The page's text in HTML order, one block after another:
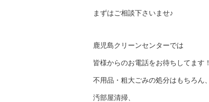
まずはご相談下さいませ♪
鹿児島クリーンセンターでは
皆様からのお電話をお待ちしてます！
不用品・粗大ごみの処分はもちろん、
汚部屋清掃、